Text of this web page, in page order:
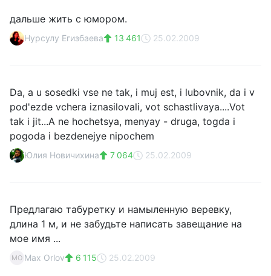
дальше жить с юмором.
Нурсулу Егизбаева 13 461 25.02.2009
Da, a u sosedki vse ne tak, i muj est, i lubovnik, da i v
pod'ezde vchera iznasilovali, vot schastlivaya....Vot
tak i jit...A ne hochetsya, menyay - druga, togda i
pogoda i bezdenejye nipochem
Юлия Новичихина 7 064 25.02.2009
Предлагаю табуретку и намыленную веревку,
длина 1 м, и не забудьте написать завещание на
мое имя ...
MO Max Orlov 6 115 25.02.2009